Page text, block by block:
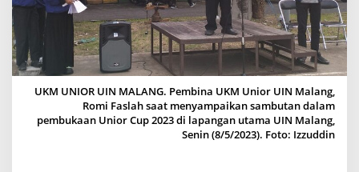
A
H
A
S
I
S
W
A
B
UKM UNIOR UIN MALANG. Pembina UKM Unior UIN Malang,
Romi Faslah saat menyampaikan sambutan dalam
pembukaan Unior Cup 2023 di lapangan utama UIN Malang,
Senin (8/5/2023). Foto: Izzuddin